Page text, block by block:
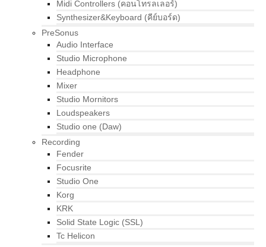
Midi Controllers (คอนโทรลเลอร์)
Synthesizer&Keyboard (คีย์บอร์ด)
PreSonus
Audio Interface
Studio Microphone
Headphone
Mixer
Studio Mornitors
Loudspeakers
Studio one (Daw)
Recording
Fender
Focusrite
Studio One
Korg
KRK
Solid State Logic (SSL)
Tc Helicon